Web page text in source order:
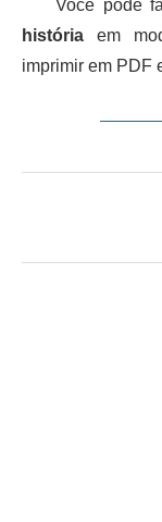
Você pode
história em
imprimir em PDF